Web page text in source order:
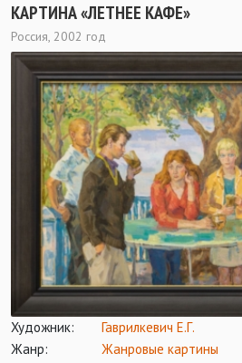
КАРТИНА «ЛЕТНЕЕ КАФЕ»
Россия, 2002 год
Художник:
Гаврилкевич Е.Г.
Жанр:
Жанровые картины